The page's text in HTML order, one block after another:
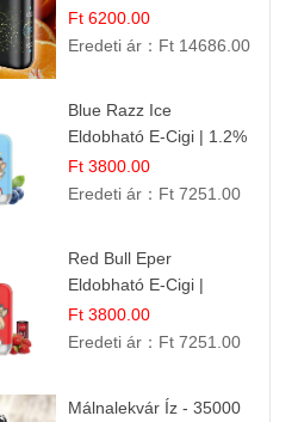
Narancslekvár íz
Ft 6200.00
Eredeti ár： Ft 14686.00
Blue Razz Ice
Eldobható E-Cigi | 1.2%
Nikotin | Jéghideg
Málna Íz
Ft 3800.00
Eredeti ár： Ft 7251.00
Red Bull Eper
Eldobható E-Cigi |
Energiaital Íz | Készülék
Használat
Ft 3800.00
Eredeti ár： Ft 7251.00
Málnalekvár Íz - 35000